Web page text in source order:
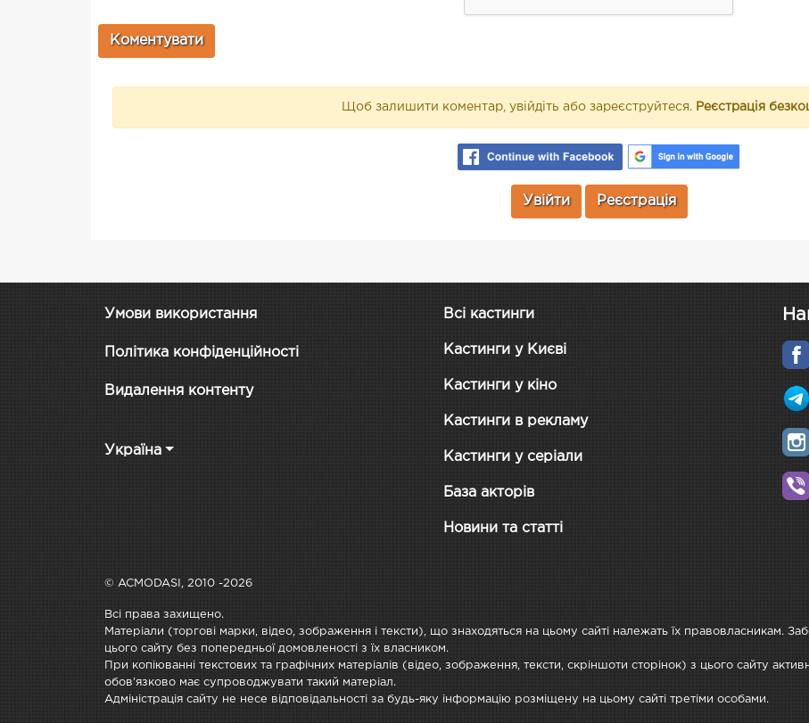
Щоб залишити коментар, увійдіть або зареєструйтеся. Реєстрація
Увійти Реєстрація
Умови використання
Політика конфіденційності
Видалення контенту
Україна
Всі кастинги
Кастинги у Києві
Кастинги у кіно
Кастинги в рекламу
Кастинги у серіали
База акторів
Новини та статті
© ACMODASI, 2010 -2026
Всі права захищено.
Матеріали (торгові марки, відео, зображення і тексти), що знаходяться на цьому сайті належать їх правовласникам.
цього сайту без попередньої домовленості з їх власником.
При копіюванні текстових та графічних матеріалів (відео, зображення, тексти, скріншоти сторінок) з цього сайту
обов'язково має супроводжувати такий матеріал.
Адміністрація сайту не несе відповідальності за будь-яку інформацію розміщену на цьому сайті третіми особами.